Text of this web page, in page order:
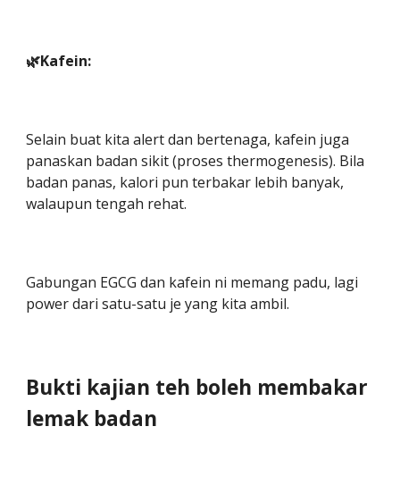
🌿Kafein:
Selain buat kita alert dan bertenaga, kafein juga
panaskan badan sikit (proses thermogenesis). Bila
badan panas, kalori pun terbakar lebih banyak,
walaupun tengah rehat.
Gabungan EGCG dan kafein ni memang padu, lagi
power dari satu-satu je yang kita ambil.
Bukti kajian teh boleh membakar
lemak badan